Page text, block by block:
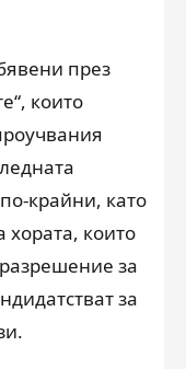
през
които
крайни, като
хората, които
за
за